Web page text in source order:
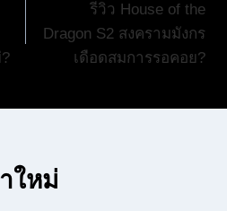
รีวิว House of the
Dragon S2 สงครามมังกร
เดือดสมการรอคอย?
ใหม่